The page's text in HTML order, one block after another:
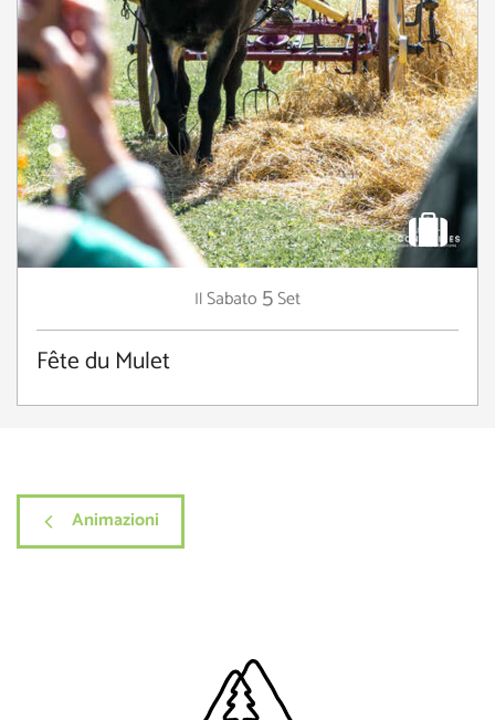
IlSabato 5Set
Fête du Mulet
Animazioni